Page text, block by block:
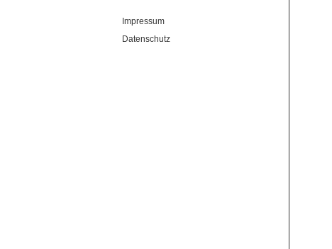
Impressum
Datenschutz